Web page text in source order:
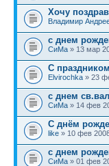
Хочу
Владимир
с днем
СиМа » 13 мар
С
Elvirochka » 23
с днем
СиМа » 14 фев
С днём
like » 10 фев
с днем
СиМа » 01 фев